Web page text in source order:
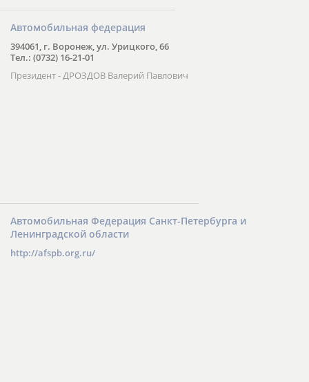
Автомобильная федерация
394061, г. Воронеж, ул. Урицкого, 66
Тел.: (0732) 16-21-01
Президент - ДРОЗДОВ Валерий Павлович
Автомобильная Федерация Санкт-Петербурга и
Ленинградской области
http://afspb.org.ru/